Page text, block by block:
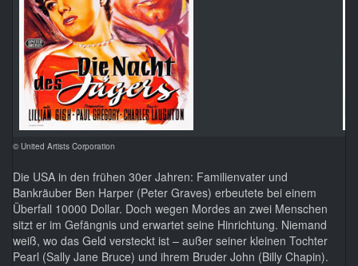
© United Artists Corporation
Die USA in den frühen 30er Jahren: Familienvater und
Bankräuber Ben Harper (Peter Graves) erbeutete bei einem
Überfall 10000 Dollar. Doch wegen Mordes an zwei Menschen
sitzt er im Gefängnis und erwartet seine Hinrichtung. Niemand
weiß, wo das Geld versteckt ist – außer seiner kleinen Tochter
Pearl (Sally Jane Bruce) und ihrem Bruder John (Billy Chapin).